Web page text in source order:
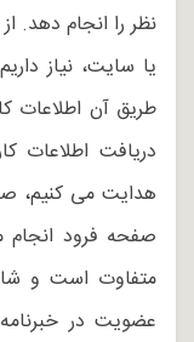
نظر را انجام دهد.
یا سایت، نیاز
طریق آن اطلاعات
دریافت اطلاعات
هدایت می کنیم،
صفحه فرود
متفاوت است و
عضویت در